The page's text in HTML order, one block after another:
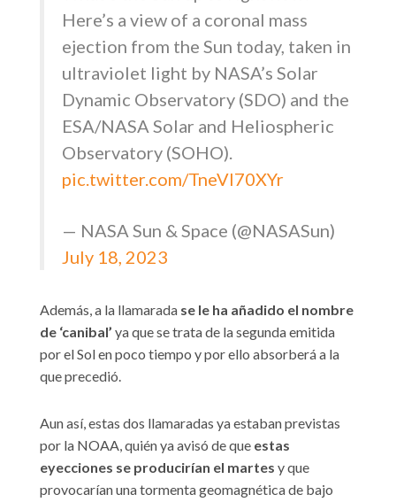
Here’s a view of a coronal mass
ejection from the Sun today, taken in
ultraviolet light by NASA’s Solar
Dynamic Observatory (SDO) and the
ESA/NASA Solar and Heliospheric
Observatory (SOHO).
pic.twitter.com/TneVI70XYr
— NASA Sun & Space (@NASASun)
July 18, 2023
Además, a la llamarada se le ha añadido el nombre
de ‘canibal’ ya que se trata de la segunda emitida
por el Sol en poco tiempo y por ello absorberá a la
que precedió.
Aun así, estas dos llamaradas ya estaban previstas
por la NOAA, quién ya avisó de que estas
eyecciones se producirían el martes y que
provocarían una tormenta geomagnética de bajo